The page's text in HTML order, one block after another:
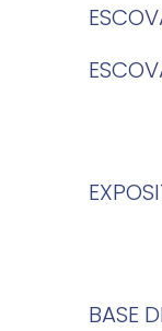
BASE